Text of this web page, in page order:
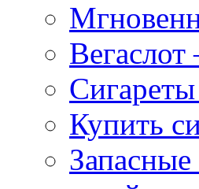
Купить